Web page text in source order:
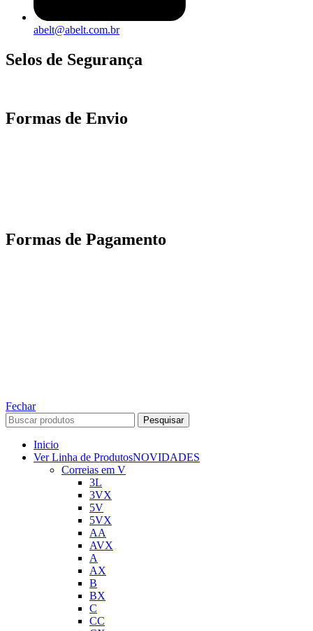
abelt@abelt.com.br
Selos de Segurança
Formas de Envio
Formas de Pagamento
Fechar
Pesquisar
Inicio
Ver Linha de ProdutosNOVIDADES
Correias em V
3L
3VX
5V
5VX
AA
AVX
A
AX
B
BX
C
CC